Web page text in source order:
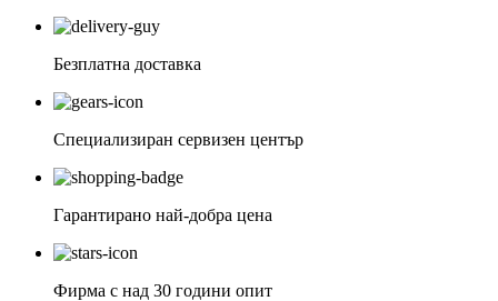
Безплатна доставка
Специализиран сервизен център
Гарантирано най-добра цена
Фирма с над 30 години опит